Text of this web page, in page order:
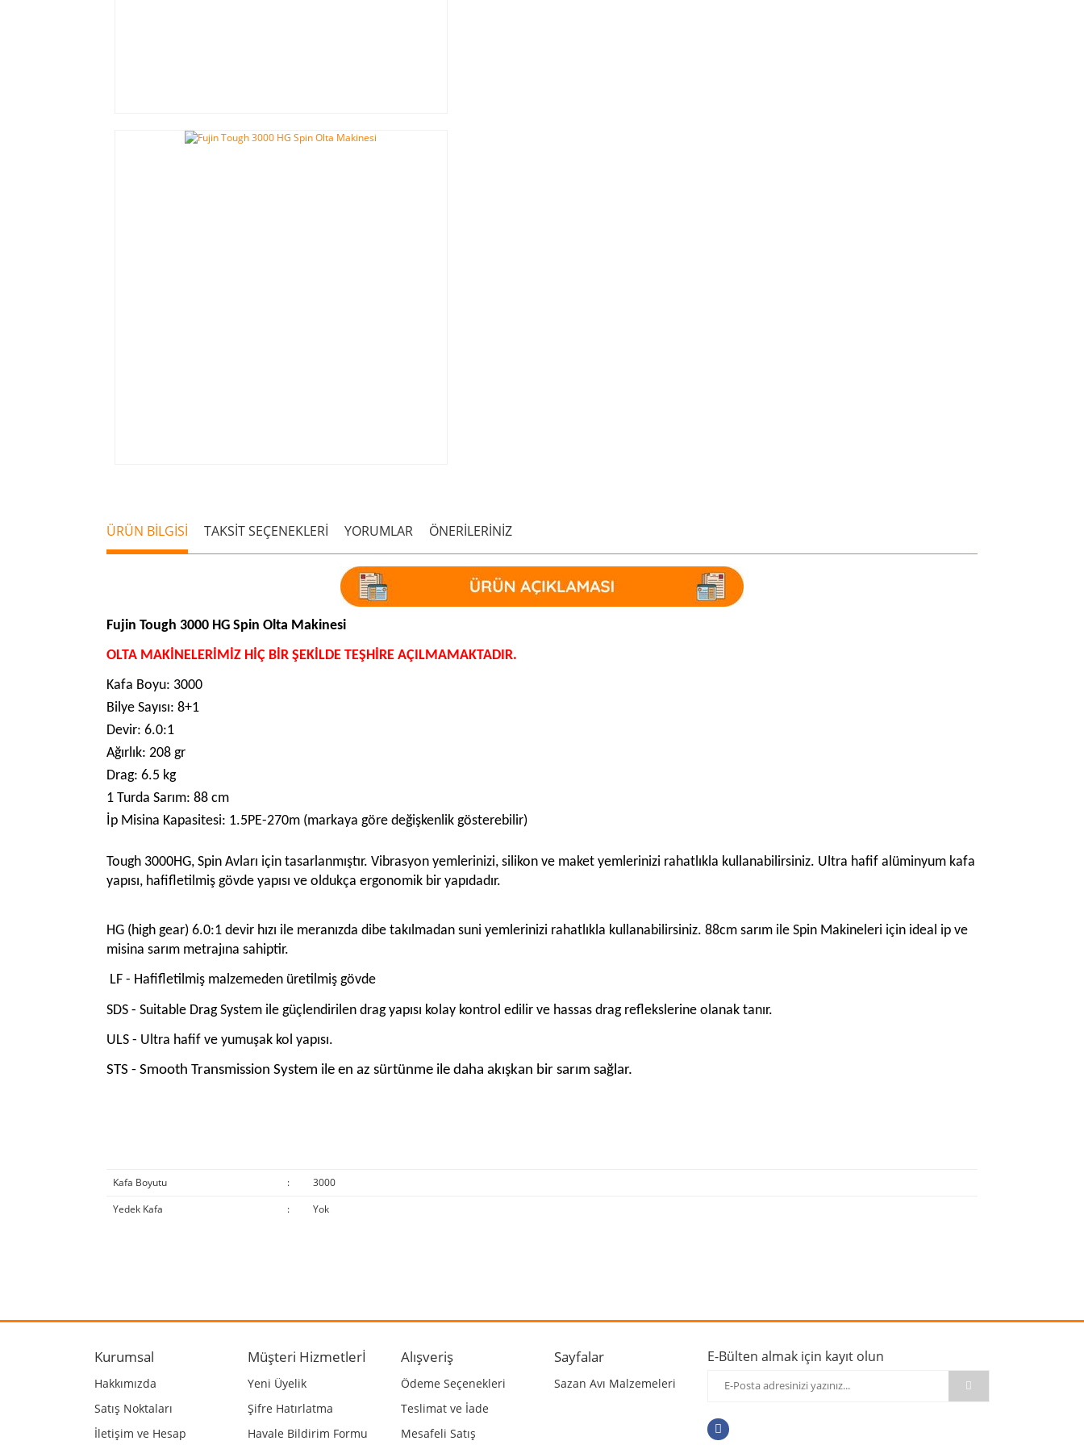
ÜRÜN BİLGİSİ TAKSİT SEÇENEKLERİ YORUMLAR ÖNERİLERİNİZ
Fujin Tough 3000 HG Spin Olta Makinesi
OLTA MAKİNELERİMİZ HİÇ BİR ŞEKİLDE TEŞHİRE AÇILMAMAKTADIR.
Kafa Boyu: 3000
Bilye Sayısı: 8+1
Devir: 6.0:1
Ağırlık: 208 gr
Drag: 6.5 kg
1 Turda Sarım: 88 cm
İp Misina Kapasitesi: 1.5PE-270m (markaya göre değişkenlik gösterebilir)
Tough 3000HG, Spin Avları için tasarlanmıştır. Vibrasyon yemlerinizi, silikon ve maket yemlerinizi rahatlıkla kullanabilirsiniz. Ultra hafif alüminyum kafa
yapısı, hafifletilmiş gövde yapısı ve oldukça ergonomik bir yapıdadır.
HG (high gear) 6.0:1 devir hızı ile meranızda dibe takılmadan suni yemlerinizi rahatlıkla kullanabilirsiniz. 88cm sarım ile Spin Makineleri için ideal ip ve
misina sarım metrajına sahiptir.
LF - Hafifletilmiş malzemeden üretilmiş gövde
SDS - Suitable Drag System ile güçlendirilen drag yapısı kolay kontrol edilir ve hassas drag reflekslerine olanak tanır.
ULS - Ultra hafif ve yumuşak kol yapısı.
STS - Smooth Transmission System ile en az sürtünme ile daha akışkan bir sarım sağlar.
Kafa Boyutu :
3000
Yedek Kafa
: Yok
Ürün resmi kalitesiz, bozuk veya görüntülenemiyor.
Ürün bilgilerinde hatalar bulunuyor.
Ürün fiyatı diğer sitelerden daha pahalı.
Bu ürüne benzer farklı alternatifler olmalı.
Kurumsal
Hakkımızda
Satış Noktaları
İletişim ve Hesap
Müşteri Hizmetlerİ
Yeni Üyelik
Şifre Hatırlatma
Havale Bildirim Formu
Alışveriş
Ödeme Seçenekleri
Teslimat ve İade
Mesafeli Satış
Sayfalar
Sazan Avı Malzemeleri
E-Bülten almak için kayıt olun